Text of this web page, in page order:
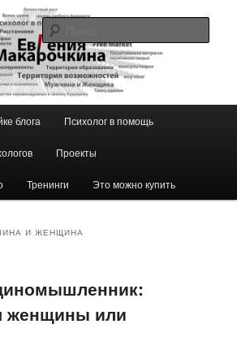
Макарочкиной
блога Психолог в помощь
Проекты
Тренинги Это можно купить
И ЖЕНЩИНА
женщины или